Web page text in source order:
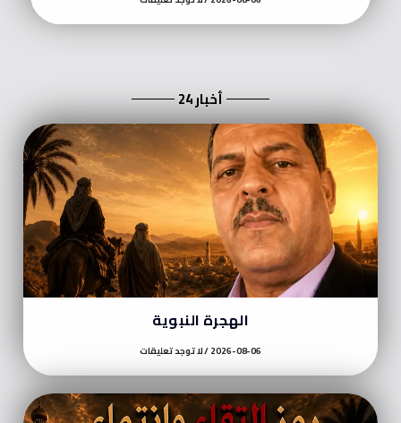
أخبار 24
الهجرة النبوية
2026-08-06 لا توجد تعليقات